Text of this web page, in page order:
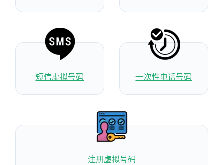
短信虚拟号码 一次性电话号码
注册虚拟号码